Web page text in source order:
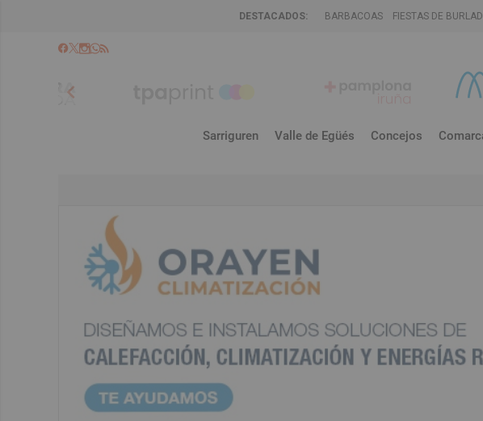
DESTACADOS: BARBACOAS FIESTAS DE
chevron_left
Sarriguren Valle de Egüés Concejos